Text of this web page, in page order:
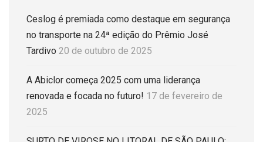
Ceslog é premiada como destaque em segurança
no transporte na 24ª edição do Prêmio José
Tardivo 20 de outubro de 2025
A Abiclor começa 2025 com uma liderança
renovada e focada no futuro! 17 de fevereiro de
2025